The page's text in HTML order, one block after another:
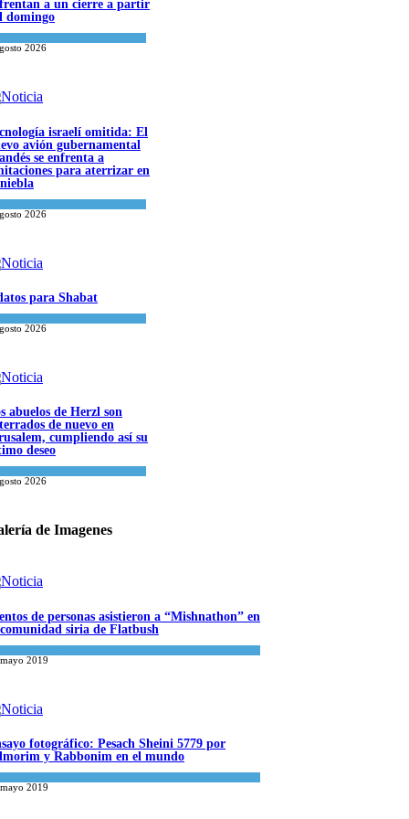
a un cierre a partir
domingo
2026
israelí omitida: El
avión gubernamental
se enfrenta a
para aterrizar en
2026
para Shabat
2026
abuelos de Herzl son
de nuevo en
cumpliendo así su
deseo
2026
de Imagenes
de personas asistieron a “Mishnathon” en
siria de Flatbush
2019
fotográfico: Pesach Sheini 5779 por
y Rabbonim en el mundo
2019